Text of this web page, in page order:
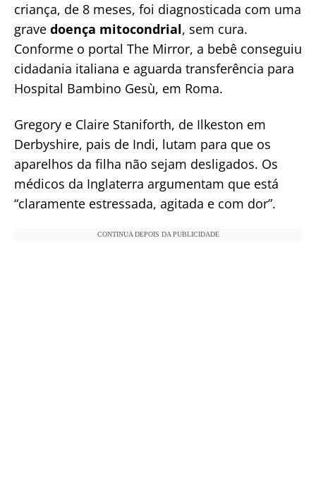
criança, de 8 meses, foi diagnosticada com uma
grave doença mitocondrial, sem cura.
Conforme o portal The Mirror, a bebê conseguiu
cidadania italiana e aguarda transferência para
Hospital Bambino Gesù, em Roma.
Gregory e Claire Staniforth, de Ilkeston em
Derbyshire, pais de Indi, lutam para que os
aparelhos da filha não sejam desligados. Os
médicos da Inglaterra argumentam que está
“claramente estressada, agitada e com dor”.
CONTINUA DEPOIS DA PUBLICIDADE